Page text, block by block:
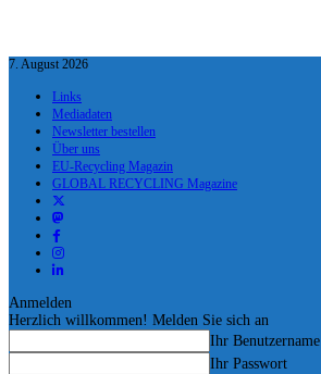
7. August 2026
Links
Mediadaten
Newsletter bestellen
Über uns
EU-Recycling Magazin
GLOBAL RECYCLING Magazine
Anmelden
Herzlich willkommen! Melden Sie sich an
Ihr Benutzername
Ihr Passwort